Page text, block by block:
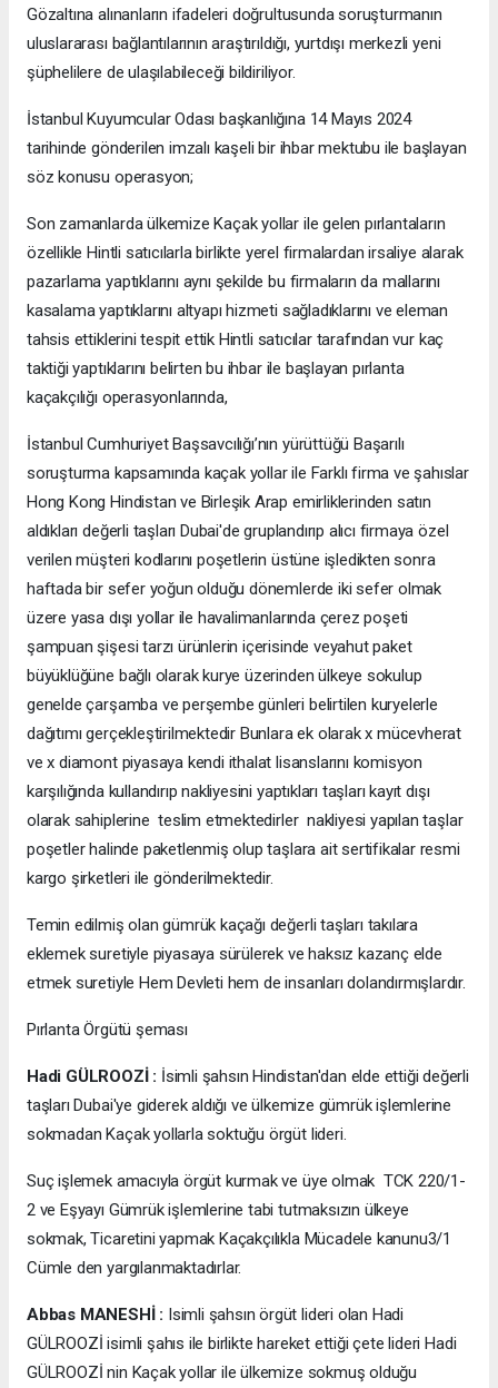
Gözaltına alınanların ifadeleri doğrultusunda soruşturmanın
uluslararası bağlantılarının araştırıldığı, yurtdışı merkezli yeni
şüphelilere de ulaşılabileceği bildiriliyor.
İstanbul Kuyumcular Odası başkanlığına 14 Mayıs 2024
tarihinde gönderilen imzalı kaşeli bir ihbar mektubu ile başlayan
söz konusu operasyon;
Son zamanlarda ülkemize Kaçak yollar ile gelen pırlantaların
özellikle Hintli satıcılarla birlikte yerel firmalardan irsaliye alarak
pazarlama yaptıklarını aynı şekilde bu firmaların da mallarını
kasalama yaptıklarını altyapı hizmeti sağladıklarını ve eleman
tahsis ettiklerini tespit ettik Hintli satıcılar tarafından vur kaç
taktiği yaptıklarını belirten bu ihbar ile başlayan pırlanta
kaçakçılığı operasyonlarında,
İstanbul Cumhuriyet Başsavcılığı’nın yürüttüğü Başarılı
soruşturma kapsamında kaçak yollar ile Farklı firma ve şahıslar
Hong Kong Hindistan ve Birleşik Arap emirliklerinden satın
aldıkları değerli taşları Dubai'de gruplandırıp alıcı firmaya özel
verilen müşteri kodlarını poşetlerin üstüne işledikten sonra
haftada bir sefer yoğun olduğu dönemlerde iki sefer olmak
üzere yasa dışı yollar ile havalimanlarında çerez poşeti
şampuan şişesi tarzı ürünlerin içerisinde veyahut paket
büyüklüğüne bağlı olarak kurye üzerinden ülkeye sokulup
genelde çarşamba ve perşembe günleri belirtilen kuryelerle
dağıtımı gerçekleştirilmektedir Bunlara ek olarak x mücevherat
ve x diamont piyasaya kendi ithalat lisanslarını komisyon
karşılığında kullandırıp nakliyesini yaptıkları taşları kayıt dışı
olarak sahiplerine teslim etmektedirler nakliyesi yapılan taşlar
poşetler halinde paketlenmiş olup taşlara ait sertifikalar resmi
kargo şirketleri ile gönderilmektedir.
Temin edilmiş olan gümrük kaçağı değerli taşları takılara
eklemek suretiyle piyasaya sürülerek ve haksız kazanç elde
etmek suretiyle Hem Devleti hem de insanları dolandırmışlardır.
Pırlanta Örgütü şeması
Hadi GÜLROOZİ : İsimli şahsın Hindistan'dan elde ettiği değerli
taşları Dubai'ye giderek aldığı ve ülkemize gümrük işlemlerine
sokmadan Kaçak yollarla soktuğu örgüt lideri.
Suç işlemek amacıyla örgüt kurmak ve üye olmak TCK 220/1-
2 ve Eşyayı Gümrük işlemlerine tabi tutmaksızın ülkeye
sokmak, Ticaretini yapmak Kaçakçılıkla Mücadele kanunu3/1
Cümle den yargılanmaktadırlar.
Abbas MANESHİ : Isimli şahsın örgüt lideri olan Hadi
GÜLROOZİ isimli şahıs ile birlikte hareket ettiği çete lideri Hadi
GÜLROOZİ nin Kaçak yollar ile ülkemize sokmuş olduğu